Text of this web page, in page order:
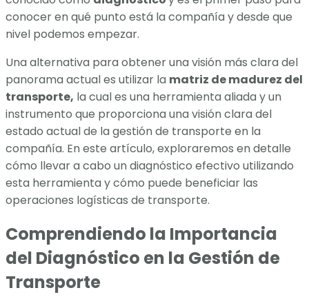
conocer en qué punto está la compañía y desde que
nivel podemos empezar.
Una alternativa para obtener una visión más clara del
panorama actual es utilizar la matriz de madurez del
transporte, la cual es una herramienta aliada y un
instrumento que proporciona una visión clara del
estado actual de la gestión de transporte en la
compañía. En este artículo, exploraremos en detalle
cómo llevar a cabo un diagnóstico efectivo utilizando
esta herramienta y cómo puede beneficiar las
operaciones logísticas de transporte.
Comprendiendo la Importancia
del Diagnóstico en la Gestión de
Transporte